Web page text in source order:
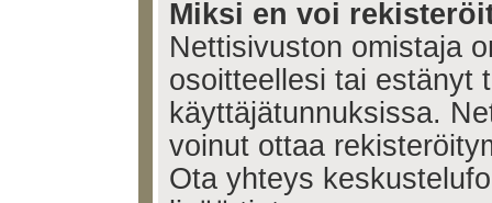
Miksi en voi
Nettisivuston omistaja
osoitteellesi tai estänyt
käyttäjätunnuksissa.
voinut ottaa
Ota yhteys